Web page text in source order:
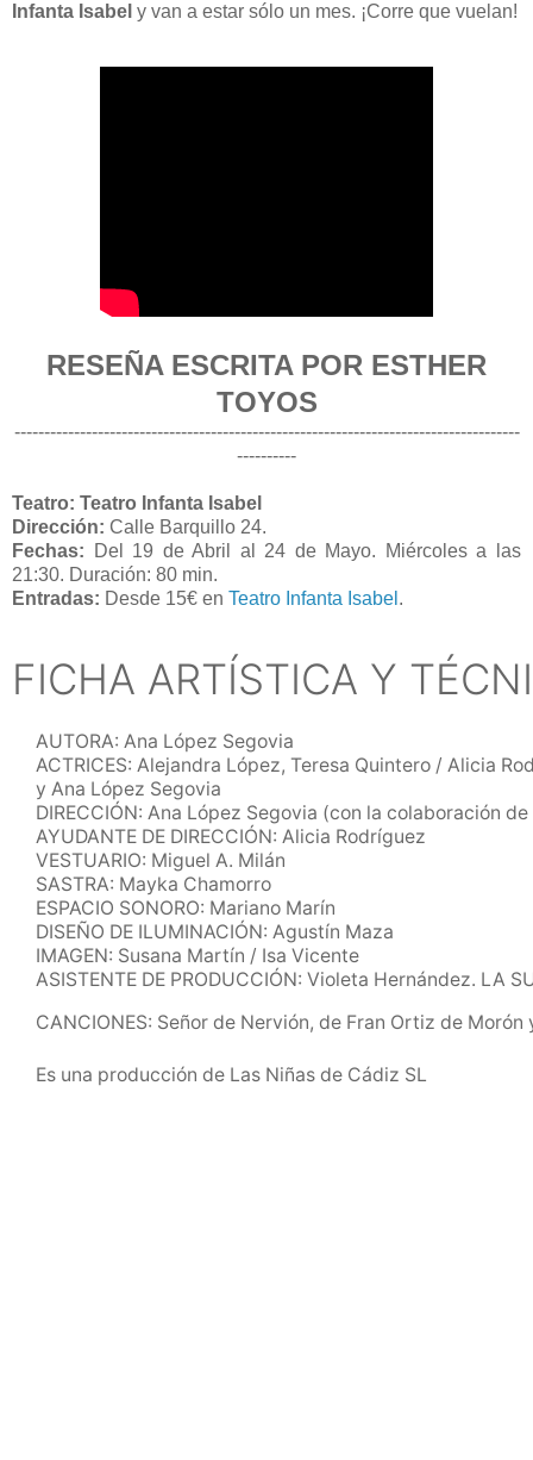
Infanta Isabel y van a estar sólo un mes. ¡Corre que vuelan!
RESEÑA ESCRITA POR ESTHER
TOYOS
-------------------------------------------------------------------------------------
----------
Teatro: Teatro Infanta Isabel
Dirección: Calle Barquillo 24.
Fechas:
Del 19 de Abril al 24 de Mayo. Miércoles a las
21:30. Duración: 80 min.
Entradas: Desde 15€ en Teatro Infanta Isabel .
FICHA ARTÍSTICA Y
AUTORA: Ana López Segovia
ACTRICES: Alejandra López, Teresa Quintero / Alicia
y Ana López Segovia
DIRECCIÓN: Ana López Segovia (con la colaboración
AYUDANTE DE DIRECCIÓN: Alicia Rodríguez
VESTUARIO: Miguel A. Milán
SASTRA: Mayka Chamorro
ESPACIO SONORO: Mariano Marín
DISEÑO DE ILUMINACIÓN: Agustín Maza
IMAGEN: Susana Martín / Isa Vicente
ASISTENTE DE PRODUCCIÓN: Violeta Hernández. LA
CANCIONES: Señor de Nervión, de Fran Ortiz de
Es una producción de Las Niñas de Cádiz SL